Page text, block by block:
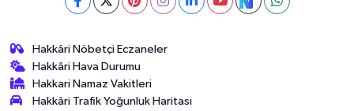
Hakkâri Nöbetçi Eczaneler
Hakkâri Hava Durumu
Hakkari Namaz Vakitleri
Hakkâri Trafik Yoğunluk Haritası